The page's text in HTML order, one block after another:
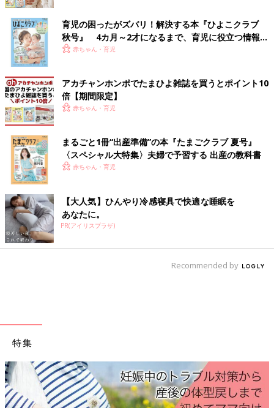
また、歯ブラシをくわえながら歩き回る子どもの対応に困ったと
きは、子どもが世界で1番大好きな場所である、「ママ（パパ）
のお膝に座る？」の声かけが効果的です。しっかり注意しなくて
いいの？ と不安に思うかもしれませんが、「お膝に座ったと
き、『座って磨いているから喉に刺さらないね』と伝えてあげる
だけで十分です」とでんちゃん先生が笑顔で教えてくれました。
仕上げ磨きを“楽しい時間”に変えるポイントは、パパやママが楽
でんちゃん先生の魔法の声かけ＋α（笑顔）を思い出してみては
いかがでしょうか。
取材・文／佐藤 文子
片付けしない子に効果てきめん！「楽し
くできる」とSNSで話題、3児の保育士
も……。散らかった部屋を目の当たりにし、た
ゃん先生がかけた魔
法の言葉とは？
ド』とは？
育児の困ったがズバリ！解決する本『ひよこクラブ
秋号』 4カ月～2才になるまで、育児に役立つ情報が
いっぱい！
赤ちゃん・育児
アカチャンホンポでたまひよ雑誌を買うとポイント10
倍【期間限定】
赤ちゃん・育児
まるごと1冊“出産準備”の本『たまごクラブ 夏号』
〈スペシャル大特集〉夫婦で予習する 出産の教科書
赤ちゃん・育児
【大人気】ひんやり冷感寝具で快適な睡眠を
あなたに。
PR(アイリスプラザ)
Recommended by
特集